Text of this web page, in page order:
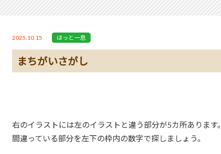
2025.10.15 ほっと一息
まちがいさがし
右のイラストには左のイラストと違う部分が5カ所あります。
間違っている部分を左下の枠内の数字で探しましょう。